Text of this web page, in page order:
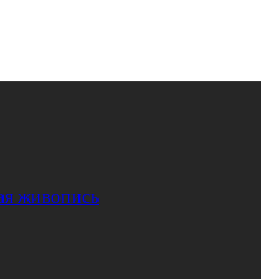
живопись